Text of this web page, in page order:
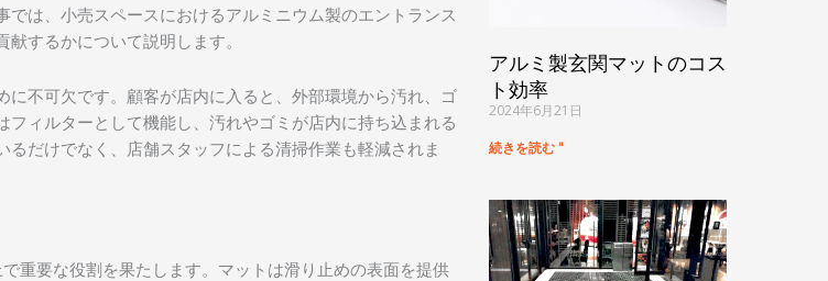
は、小売スペースにおけるアルミニウム製のエントランス
するかについて説明します。
不可欠です。顧客が店内に入ると、外部環境から汚れ、ゴ
ィルターとして機能し、汚れやゴミが店内に持ち込まれる
だけでなく、店舗スタッフによる清掃作業も軽減されま
重要な役割を果たします。マットは滑り止めの表面を提供
アルミ製玄関マットのコス
ト効率
2024年6月21日
続きを読む "